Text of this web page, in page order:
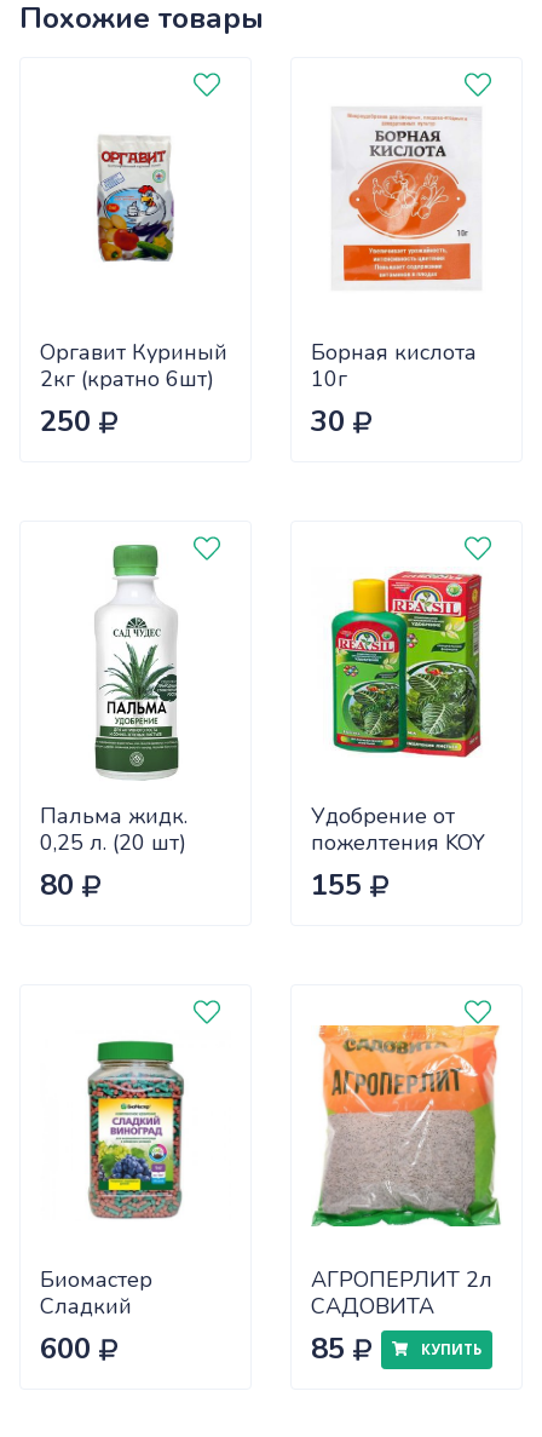
Похожие товары
Оргавит Куриный
2кг (кратно 6шт)
цена за 1шт
250
Борная кислота
10г
Биотехнологии
х60
30
Пальма жидк.
0,25 л. (20 шт)
80
Удобрение от
пожелтения KOY
REASIL 0.25л СЖ
х9
155
Биомастер
Сладкий
виноград компл.
мин. удобрение
600
АГРОПЕРЛИТ 2л
САДОВИТА
85 КУПИТЬ